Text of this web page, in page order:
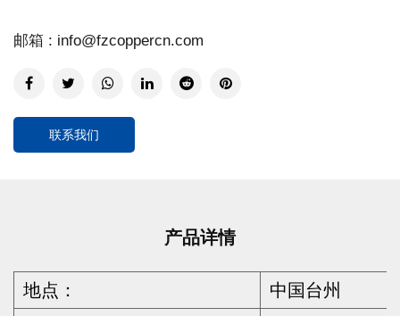
邮箱 : info@fzcoppercn.com
联系我们
产品详情
地点：
中国台州